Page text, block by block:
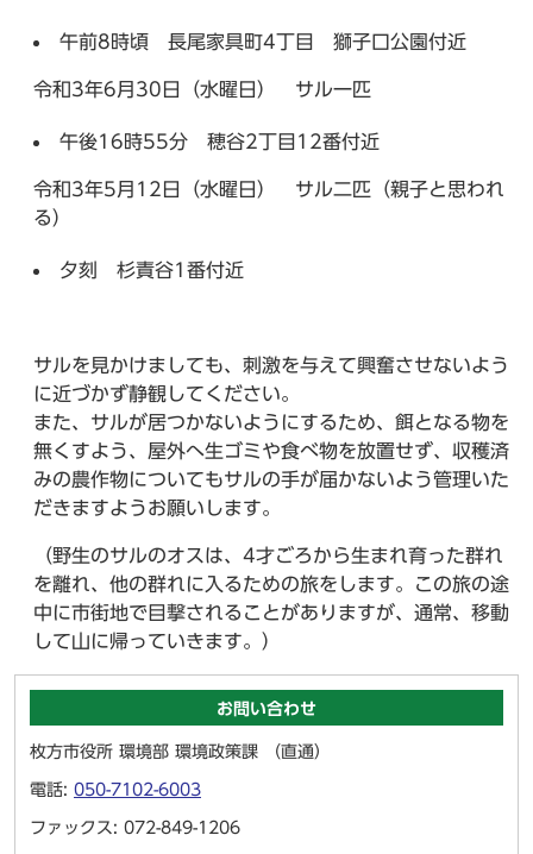
午前8時頃 長尾家具町4丁目 獅子口公園付近
令和3年6月30日（水曜日） サル一匹
午後16時55分 穂谷2丁目12番付近
令和3年5月12日（水曜日） サル二匹（親子と思われ
る）
夕刻 杉責谷1番付近
サルを見かけましても、刺激を与えて興奮させないよう
に近づかず静観してください。
また、サルが居つかないようにするため、餌となる物を
無くすよう、屋外へ生ゴミや食べ物を放置せず、収穫済
みの農作物についてもサルの手が届かないよう管理いた
だきますようお願いします。
（野生のサルのオスは、4才ごろから生まれ育った群れ
を離れ、他の群れに入るための旅をします。この旅の途
中に市街地で目撃されることがありますが、通常、移動
して山に帰っていきます。）
お問い合わせ
枚方市役所 環境部 環境政策課 （直通）
電話: 050-7102-6003
ファックス: 072-849-1206